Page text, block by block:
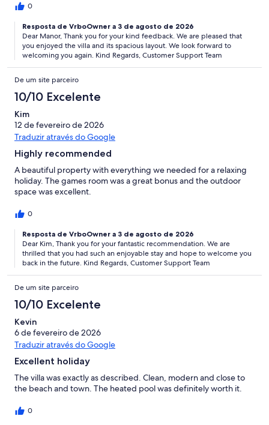
0
Resposta de VrboOwner a 3 de agosto de 2026
Dear Manor, Thank you for your kind feedback. We are pleased that
you enjoyed the villa and its spacious layout. We look forward to
welcoming you again. Kind Regards, Customer Support Team
De um site parceiro
10/10 Excelente
Kim
12 de fevereiro de 2026
Traduzir através do Google
Highly recommended
A beautiful property with everything we needed for a relaxing
holiday. The games room was a great bonus and the outdoor
space was excellent.
0
Resposta de VrboOwner a 3 de agosto de 2026
Dear Kim, Thank you for your fantastic recommendation. We are
thrilled that you had such an enjoyable stay and hope to welcome you
back in the future. Kind Regards, Customer Support Team
De um site parceiro
10/10 Excelente
Kevin
6 de fevereiro de 2026
Traduzir através do Google
Excellent holiday
The villa was exactly as described. Clean, modern and close to
the beach and town. The heated pool was definitely worth it.
0